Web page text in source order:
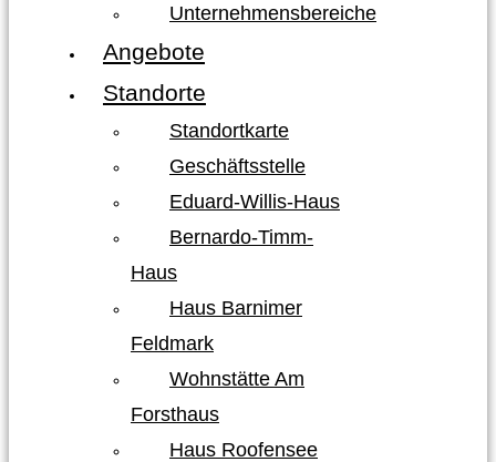
Unternehmensbereiche
Angebote
Standorte
Standortkarte
Geschäftsstelle
Eduard-Willis-Haus
Bernardo-Timm-
Haus
Haus Barnimer
Feldmark
Wohnstätte Am
Forsthaus
Haus Roofensee